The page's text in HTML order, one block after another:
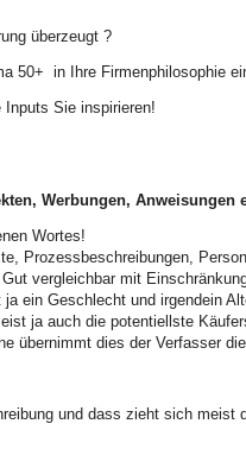
überzeugt ?
50+ in Ihre Firmenphilosophie
Inputs Sie inspirieren!
Werbungen, Anweisungen
Wortes!
Prozessbeschreibungen,
vergleichbar mit
ein Geschlecht und irgendein
ja auch die potentiellste
übernimmt dies der Verfasser
und dass zieht sich meist